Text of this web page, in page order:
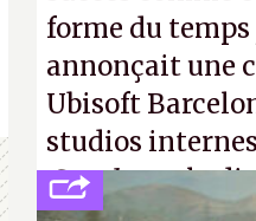
forme du
annonçait une
Ubisoft
studios
Creedsous la